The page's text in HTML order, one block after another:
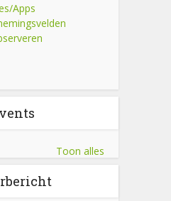
Apps
Toon alles